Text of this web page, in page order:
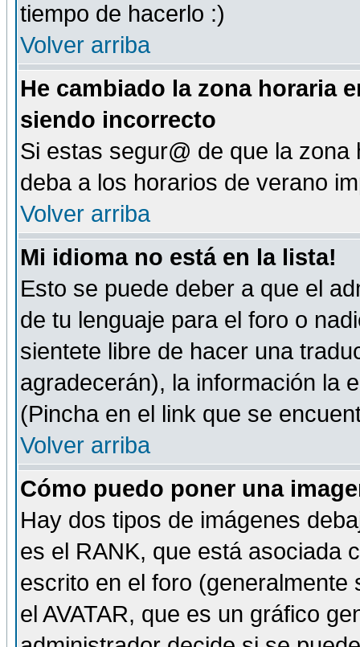
tiempo de hacerlo :)
Volver arriba
He cambiado la zona horaria
siendo incorrecto
Si estas segur@ de que la
deba a los horarios de verano
Volver arriba
Mi idioma no está en la lista!
Esto se puede deber a que el
de tu lenguaje para el foro o
sientete libre de hacer una
agradecerán), la información la
(Pincha en el link que se
Volver arriba
Cómo puedo poner una
Hay dos tipos de imágenes
es el RANK, que está asociada
escrito en el foro
el AVATAR, que es un gráfico